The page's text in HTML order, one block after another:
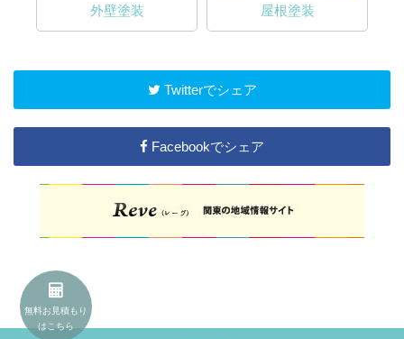
外壁塗装 屋根塗装
Twitterでシェア
Facebookでシェア
無料お見積もり
はこちら